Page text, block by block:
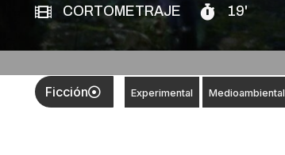
CORTOMETRAJE 19'
Ficción Experimental Medioambiental